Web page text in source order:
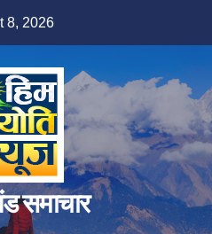
8, 2026
समाचार